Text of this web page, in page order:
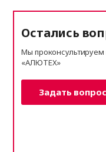
Остались
Мы
«АЛЮТЕХ»
Задать вопрос